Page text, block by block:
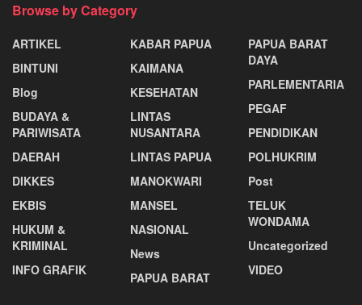
Browse by Category
ARTIKEL
BINTUNI
Blog
BUDAYA &
PARIWISATA
DAERAH
DIKKES
EKBIS
HUKUM &
KRIMINAL
INFO GRAFIK
KABAR PAPUA
KAIMANA
KESEHATAN
LINTAS
NUSANTARA
LINTAS PAPUA
MANOKWARI
MANSEL
NASIONAL
News
PAPUA BARAT
PAPUA BARAT
DAYA
PARLEMENTARIA
PEGAF
PENDIDIKAN
POLHUKRIM
Post
TELUK
WONDAMA
Uncategorized
VIDEO